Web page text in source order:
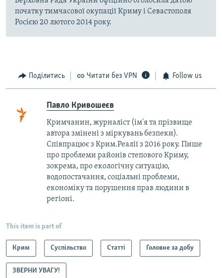
початку тимчасової окупації Криму і Севастополя
Росією 20 лютого 2014 року.
Поділитись Читати без VPN Follow us
Павло Кривошеєв
Кримчанин, журналіст (ім'я та прізвище
автора змінені з міркувань безпеки).
Співпрацює з Крим.Реалії з 2016 року. Пише
про проблеми районів степового Криму,
зокрема, про екологічну ситуацію,
водопостачання, соціальні проблеми,
економіку та порушення прав людини в
регіоні.
This item is part of
Крим Суспільство Статті Головне за добу
ЗВЕРНИ УВАГУ!